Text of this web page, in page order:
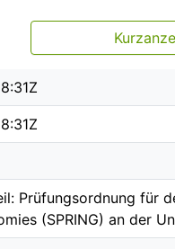
Prüfungsordnung für
(SPRING) an der